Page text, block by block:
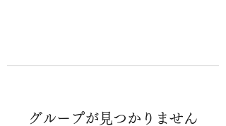
グループが見つかりません